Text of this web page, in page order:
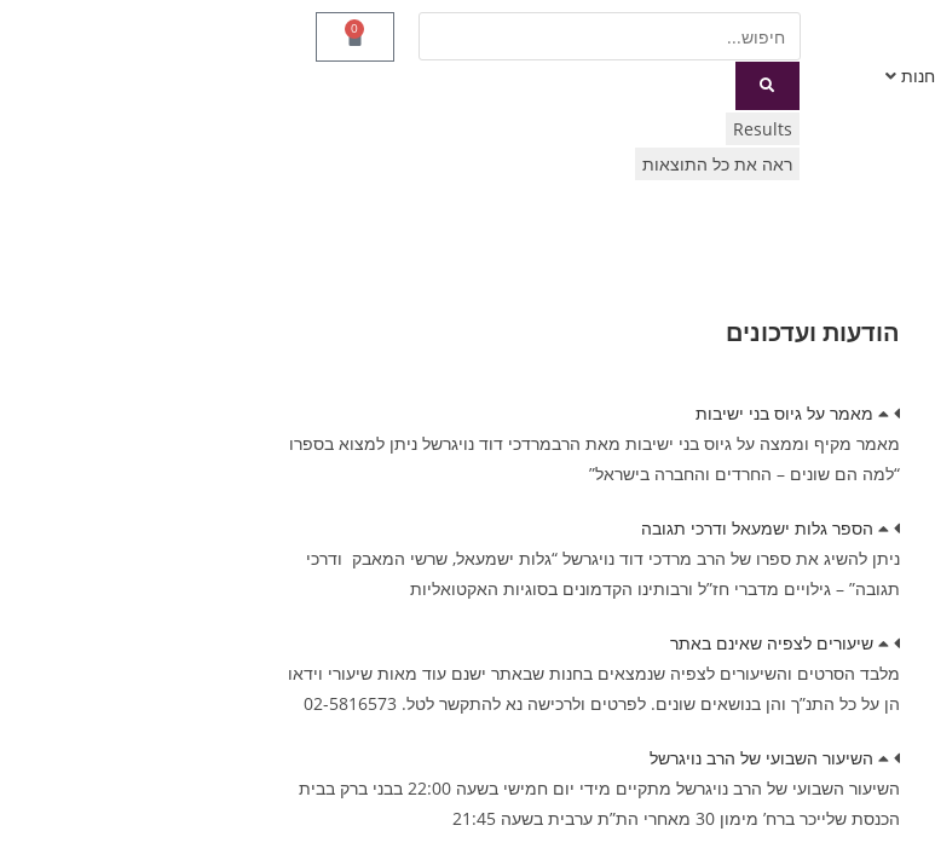
חנות
Results
ראה את כל התוצאות
0
הודעות ועדכונים
מאמר על גיוס בני ישיבות
מאמר מקיף וממצה על גיוס בני ישיבות מאת הרבמרדכי דוד נויגרשל ניתן למצוא בספרו
“למה הם שונים – החרדים והחברה בישראל”
הספר גלות ישמעאל ודרכי תגובה
ניתן להשיג את ספרו של הרב מרדכי דוד נויגרשל “גלות ישמעאל, שרשי המאבק ודרכי
תגובה” – גילויים מדברי חז”ל ורבותינו הקדמונים בסוגיות האקטואליות
שיעורים לצפיה שאינם באתר
מלבד הסרטים והשיעורים לצפיה שנמצאים בחנות שבאתר ישנם עוד מאות שיעורי וידאו
הן על כל התנ”ך והן בנושאים שונים. לפרטים ולרכישה נא להתקשר לטל. 02-5816573
השיעור השבועי של הרב נויגרשל
השיעור השבועי של הרב נויגרשל מתקיים מידי יום חמישי בשעה 22:00 בבני ברק בבית
הכנסת שלייכר ברח’ מימון 30 מאחרי הת”ת ערבית בשעה 21:45